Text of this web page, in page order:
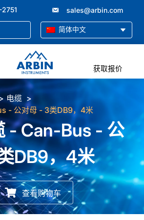
sales@arbin.com
简体中文
获取报价
电缆
- 公对母 - 3类DB9，4米
- Can-Bus - 公
DB9，4米
查看购物车